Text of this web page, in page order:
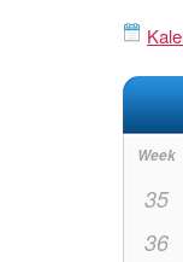
Week
35
36